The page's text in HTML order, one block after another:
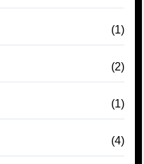
(1)
(2)
(1)
(4)